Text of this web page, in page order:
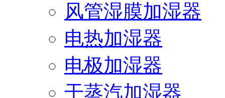
风管湿膜加湿器
电热加湿器
电极加湿器
干蒸汽加湿器